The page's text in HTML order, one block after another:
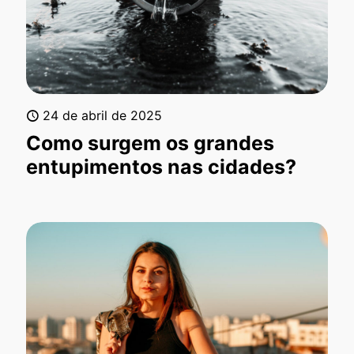
24 de abril de 2025
Como surgem os grandes
entupimentos nas cidades?